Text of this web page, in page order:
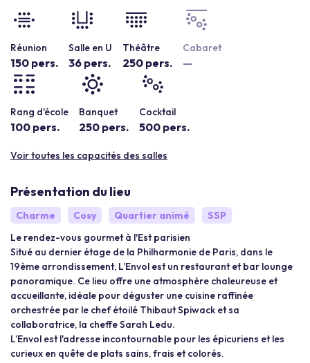
Réunion
150 pers.
Salle en U
36 pers.
Théâtre
250 pers.
Cabaret
—
Rang d'école
100 pers.
Banquet
250 pers.
Cocktail
500 pers.
Voir toutes les capacités des salles
Présentation du lieu
Charme Cosy Quartier animé
SSP
Le rendez-vous gourmet à l'Est parisien
Situé au dernier étage de la Philharmonie de Paris, dans le
19ème arrondissement, L’Envol est un restaurant et bar lounge
panoramique. Ce lieu offre une atmosphère chaleureuse et
accueillante, idéale pour déguster une cuisine raffinée
orchestrée par le chef étoilé Thibaut Spiwack et sa
collaboratrice, la cheffe Sarah Ledu.
L’Envol est l'adresse incontournable pour les épicuriens et les
curieux en quête de plats sains, frais et colorés.